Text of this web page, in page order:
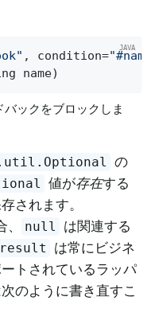
, condition=
name)
ックをブロックしま
の
値が存在する
されます。
null
は関連する
は常にビジネ
トされているラッパ
のように書き直すこ